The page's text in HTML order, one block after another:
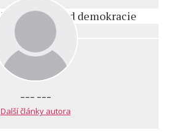
--- ---
Další články autora